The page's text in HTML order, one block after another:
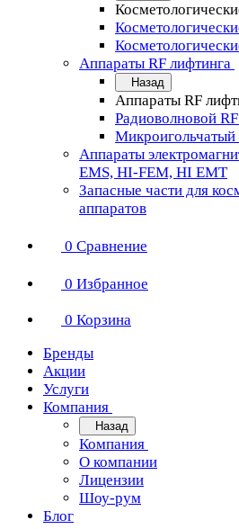
Аппараты RF лифтинга
Назад
Аппараты RF
Радиоволновой
Микроигольчатый
Аппараты
EMS, HI-FEM, HI EMT
Запасные части для
аппаратов
0 Сравнение
0 Избранное
0 Корзина
Бренды
Акции
Услуги
Компания
Назад
Компания
О компании
Лицензии
Шоу-рум
Блог